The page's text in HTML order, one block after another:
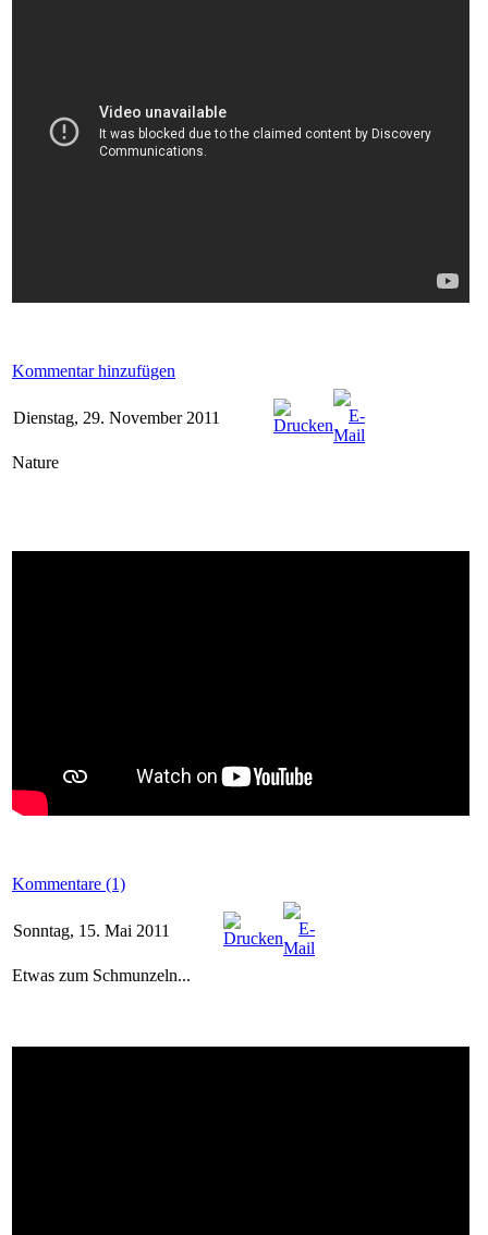
Kommentar hinzufügen
Dienstag, 29. November 2011
Nature
Kommentare (1)
Sonntag, 15. Mai 2011
Etwas zum Schmunzeln...